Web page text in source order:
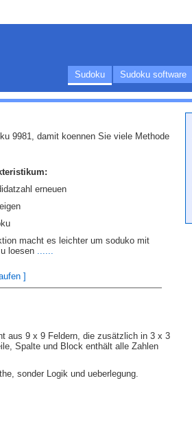
Sudoku software
Sudoku
9981, damit koennen Sie viele Methode
erneuen
macht es leichter um soduko mit
loesen
]
aus 9 x 9 Feldern, die zusätzlich in 3 x 3
Spalte und Block enthält alle Zahlen
sonder Logik und ueberlegung.